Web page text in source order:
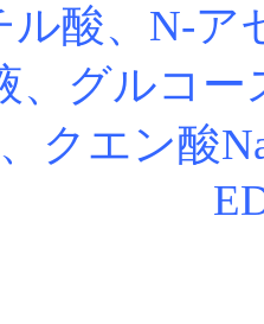
ル酸、N-
、グルコ
クエン酸